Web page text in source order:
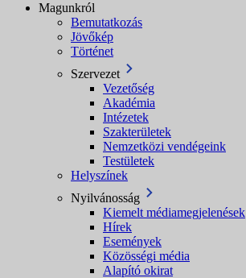
Magunkról
Bemutatkozás
Jövőkép
Történet
Szervezet
Vezetőség
Akadémia
Intézetek
Szakterületek
Nemzetközi vendégeink
Testületek
Helyszínek
Nyilvánosság
Kiemelt médiamegjelenések
Hírek
Események
Közösségi média
Alapító okirat